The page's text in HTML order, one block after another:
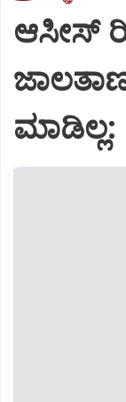
ಆಸೀಸ್‌